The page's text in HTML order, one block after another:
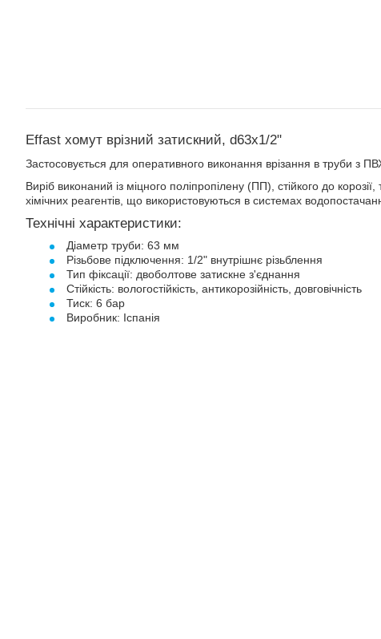
Effast хомут врізний затискний, d63x1/2"
Застосовується для оперативного виконання врізання в труби з
Виріб виконаний із міцного поліпропілену (ПП), стійкого до корозії,
хімічних реагентів, що використовуються в системах
Технічні характеристики:
Діаметр труби: 63 мм
Різьбове підключення: 1/2" внутрішнє різьблення
Тип фіксації: двоболтове затискне з'єднання
Стійкість: вологостійкість, антикорозійність, довговічність
Тиск: 6 бар
Виробник: Іспанія